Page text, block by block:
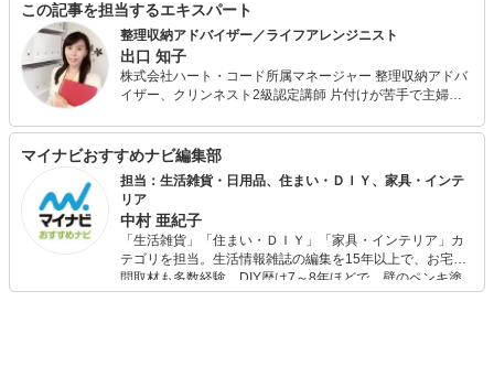
この記事を担当するエキスパート
整理収納アドバイザー／ライフアレンジニスト
出口 知子
株式会社ハート・コード所属マネージャー 整理収納アドバ
イザー、クリンネスト2級認定講師 片付けが苦手で主婦と
イザーの資格取得がきっかけで2014年から株式会社ハー
ト・コードに入社。家事代行、整理収納のプロとして実績
を重ねる。 のべ800件以上のお宅にて掃除や片付けの現場
を経験。現在も掃除やお片付けでお困りのお宅にて現場作
業を行い、各家庭にあった効率良いお掃除方法や収納用品
の提案も行っている。また同社マネージャーとしてお客様
対応、スタッフ育成業務に携わる。大手住宅メーカー等で
講師としても活躍中。 クリンネスト2級認定講座では自身
の体験や現場経験を生かしお掃除の基本となる考え方の
マイナビおすすめナビ編集部
担当：生活雑貨・日用品、住まい・ＤＩＹ、家具・インテ
リア
中村 亜紀子
「生活雑貨」「住まい・ＤＩＹ」「家具・インテリア」カ
テゴリを担当。生活情報雑誌の編集を15年以上で、お宅訪
問取材も多数経験。DIY歴は7～8年ほどで、壁のペンキ塗
りや壁紙チェンジなどもチャレンジ済み。初心者でもモノ